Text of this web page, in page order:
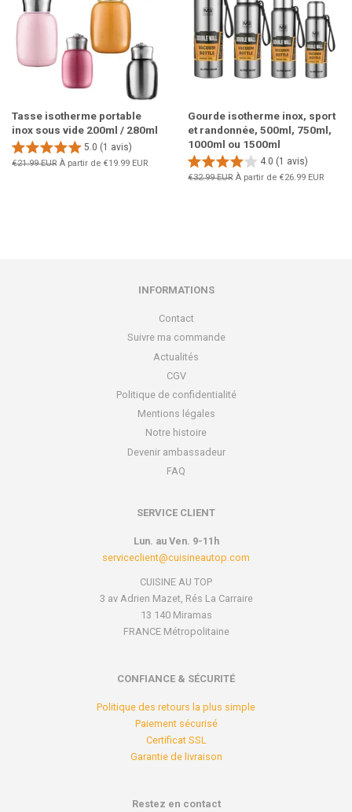
Tasse isotherme portable
inox sous vide 200ml / 280ml
5.0 (1 avis)
Prix
€21.99 EUR À partir de €19.99 EUR
Gourde isotherme inox, sport
et randonnée, 500ml, 750ml,
1000ml ou 1500ml
4.0 (1 avis)
Prix
€32.99 EUR À partir de €26.99 EUR
INFORMATIONS
Contact
Suivre ma commande
Actualités
CGV
Politique de confidentialité
Mentions légales
Notre histoire
Devenir ambassadeur
FAQ
SERVICE CLIENT
Lun. au Ven. 9-11h
serviceclient@cuisineautop.com
CUISINE AU TOP
3 av Adrien Mazet, Rés La Carraire
13 140 Miramas
FRANCE Métropolitaine
CONFIANCE & SÉCURITÉ
Politique des retours la plus simple
Paiement sécurisé
Certificat SSL
Garantie de livraison
Restez en contact